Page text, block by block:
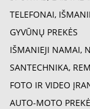
TELEFONAI,
GYVŪNŲ PREKĖS
IŠMANIEJI NAMAI,
SANTECHNIKA,
FOTO IR VIDEO
AUTO-MOTO